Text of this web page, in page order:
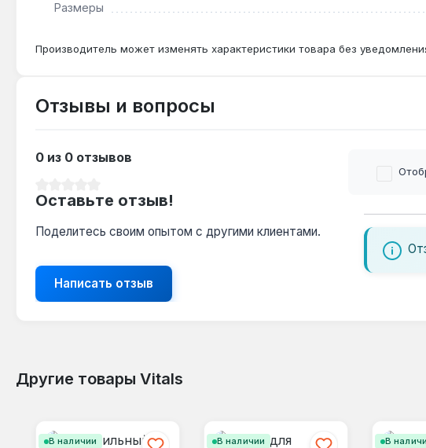
Размеры
Производитель может изменять характеристики товара без
Отзывы и вопросы
0 из 0 отзывов
Оставьте отзыв!
Поделитесь своим опытом с другими клиентами.
Написать отзыв
Другие товары Vitals
В наличии В наличии В